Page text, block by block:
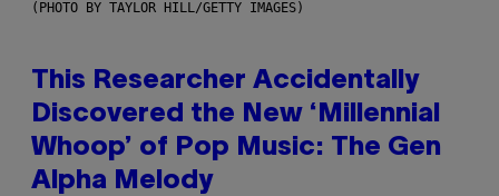
(PHOTO BY TAYLOR HILL/GETTY IMAGES)
This Researcher Accidentally
Discovered the New ‘Millennial
Whoop’ of Pop Music: The Gen
Alpha Melody